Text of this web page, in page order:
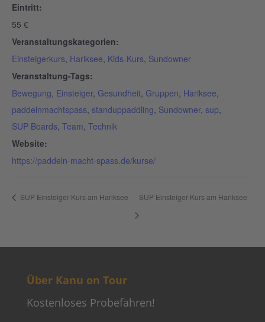
Eintritt:
55 €
Veranstaltungskategorien:
Einsteigerkurs, Hariksee, Kids-Kurs, Sundowner
Veranstaltung-Tags:
Bewegung, Einsteiger, Gesundheit, Gruppen, Hariksee,
paddelnmachtspass, standuppaddling, Sundowner, sup,
SUP Boards, Team, Technik
Website:
https://paddeln-macht-spass.de/kurse/
SUP Einsteiger-Kurs am Hariksee SUP Einsteiger-Kurs am Hariksee
Über Kanu on Tour
Kostenloses Probefahren!